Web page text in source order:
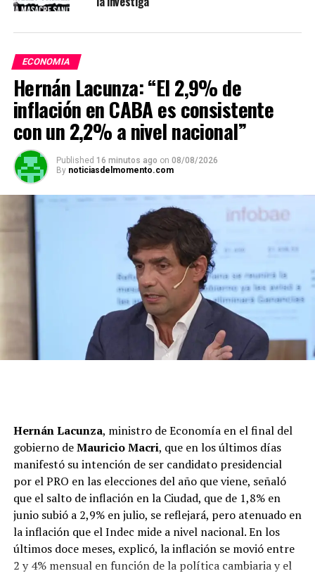
ECONOMIA
Hernán Lacunza: “El 2,9% de
inflación en CABA es consistente
con un 2,2% a nivel nacional”
Published 16 minutos ago on 08/08/2026
By noticiasdelmomento.com
Hernán Lacunza, ministro de Economía en el final del
gobierno deMauricio Macri, que en los últimos días
manifestó su intención de ser candidato presidencial
por el PRO en las elecciones del año que viene, señaló
que el salto de inflación en la Ciudad, que de 1,8% en
junio subió a 2,9% en julio, se reflejará, pero atenuado en
la inflación que el Indec mide a nivel nacional. En los
últimos doce meses, explicó, la inflación se movió entre
2 y 4% mensual en función de la política cambiaria y el